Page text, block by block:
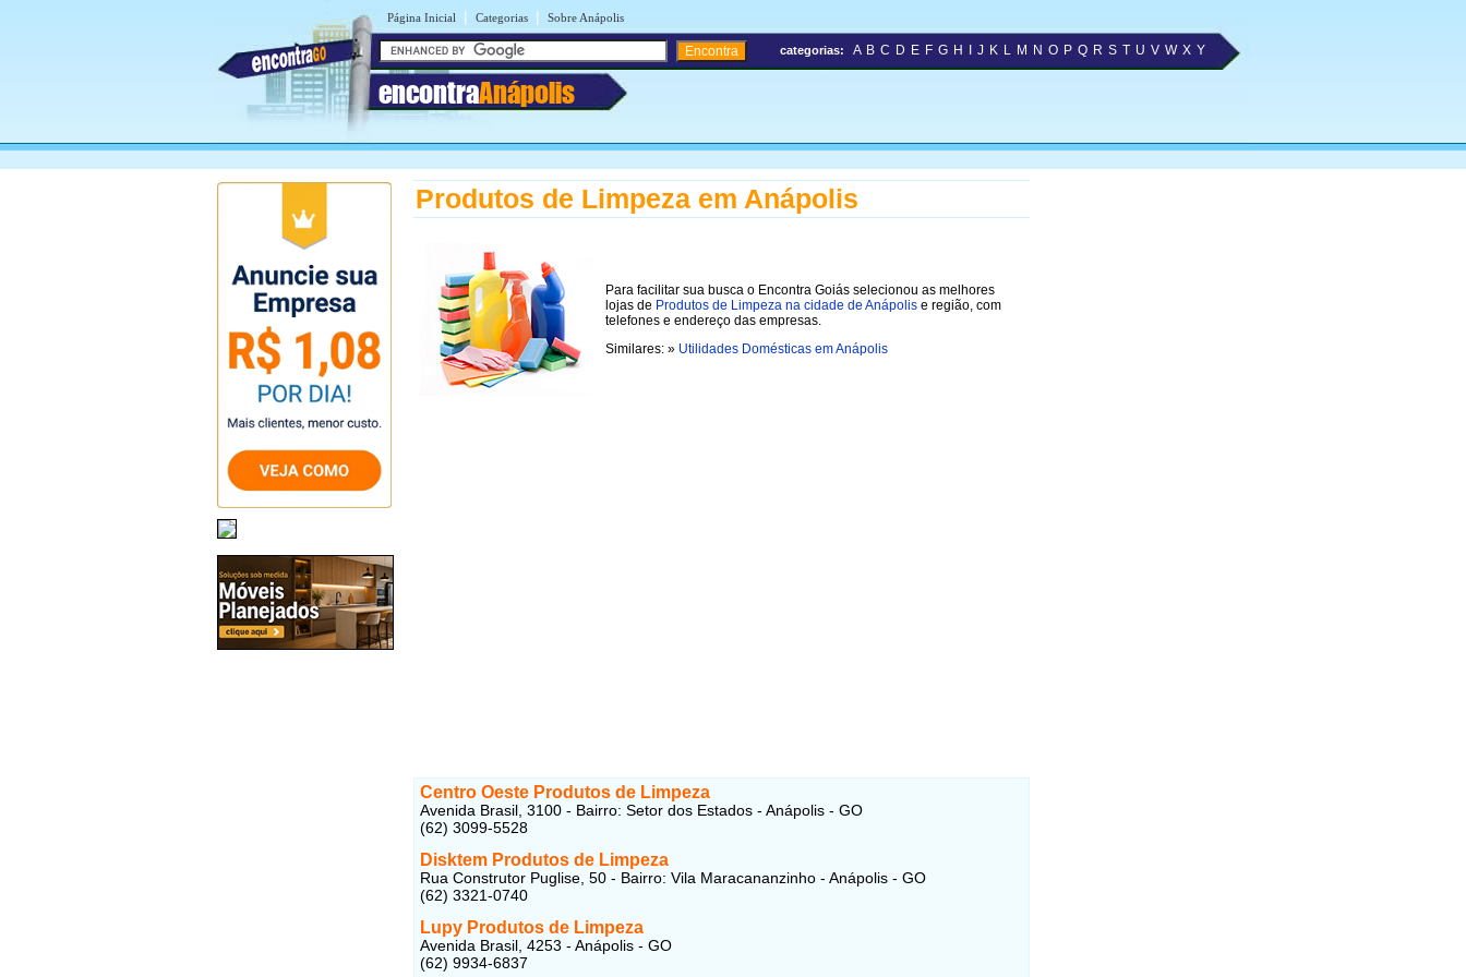
Página Inicial | Categorias | Sobre Anápolis
encontraAnápolis
categorias: A B C D E F G H J K L M N O P Q R S T U V W X Y
Produtos de Limpeza em Anápolis
Para facilitar sua busca o Encontra Goiás selecionou as melhores
lojas de Produtos de Limpeza na cidade de Anápolis e região, com
telefones e endereço das empresas.
Similares: » Utilidades Domésticas em Anápolis
Centro Oeste Produtos de Limpeza
Avenida Brasil, 3100 - Bairro: Setor dos Estados - Anápolis - GO
(62) 3099-5528
Disktem Produtos de Limpeza
Rua Construtor Puglise, 50 - Bairro: Vila Maracananzinho - Anápolis - GO
(62) 3321-0740
Lupy Produtos de Limpeza
Avenida Brasil, 4253 - Anápolis - GO
(62) 9934-6837